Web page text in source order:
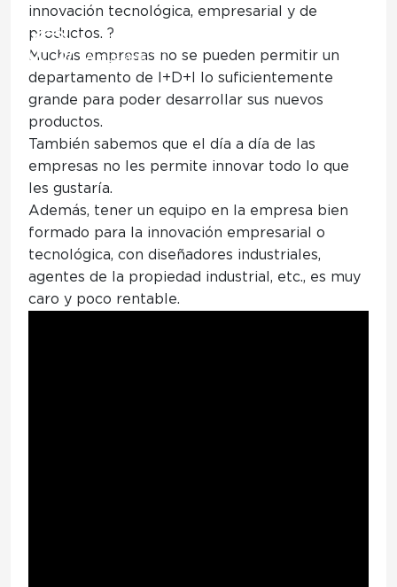
LA MAYOR INNOVACIÓN TECNOLÓGICA
PARA TU EMPRESA ?
LA MAYOR INNOVACIÓN
TECNOLÓGICA PARA TU
EMPRESA ?
innovación tecnológica, empresarial y de
productos. ?
Muchas empresas no se pueden permitir un
departamento de I+D+I
lo suficientemente
grande para poder desarrollar sus nuevos
productos.
También sabemos que el día a día de las
empresas no les permite innovar todo lo que
les gustaría.
Además, tener un equipo en la empresa bien
formado para la innovación empresarial o
tecnológica, con diseñadores industriales,
agentes de la propiedad industrial, etc., es muy
caro y poco rentable.